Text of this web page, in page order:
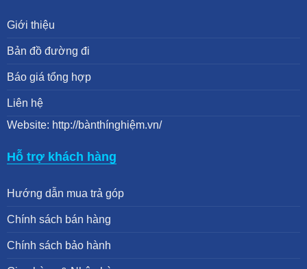
Giới thiệu
Bản đồ đường đi
Báo giá tổng hợp
Liên hệ
Website: http://bànthínghiệm.vn/
Hỗ trợ khách hàng
Hướng dẫn mua trả góp
Chính sách bán hàng
Chính sách bảo hành